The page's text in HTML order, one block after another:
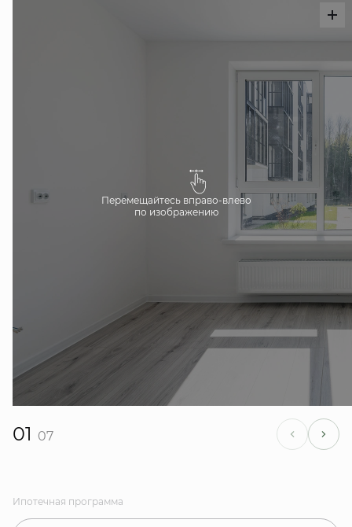
Перемещайтесь вправо-влево
по изображению
01 07
Ипотечная программа